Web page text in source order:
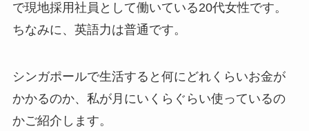
で現地採用社員として働いている20代女性です。
ちなみに、英語力は普通です。
シンガポールで生活すると何にどれくらいお金が
かかるのか、私が月にいくらぐらい使っているの
かご紹介します。